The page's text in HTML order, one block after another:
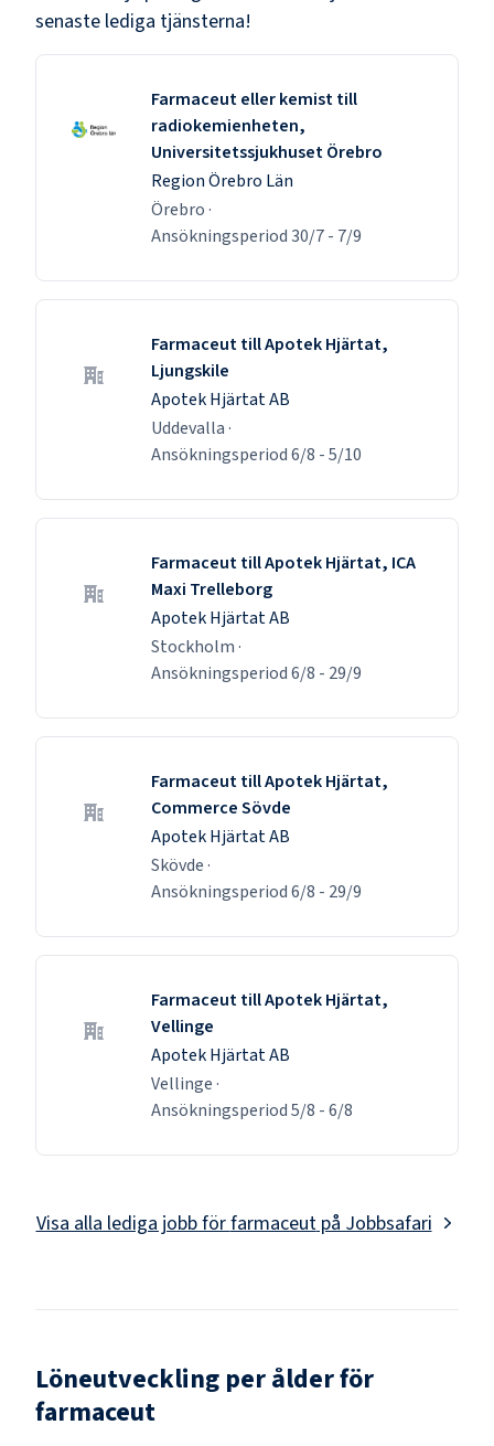
senaste lediga tjänsterna!
Farmaceut eller kemist till
radiokemienheten,
Universitetssjukhuset Örebro
Region Örebro Län
Örebro ·
Ansökningsperiod30/7- 7/9
Farmaceut till Apotek Hjärtat,
Ljungskile
Apotek Hjärtat AB
Uddevalla ·
Ansökningsperiod6/8 -5/10
Farmaceut till Apotek Hjärtat, ICA
Maxi Trelleborg
Apotek Hjärtat AB
Stockholm ·
Ansökningsperiod6/8 - 29/9
Farmaceut till Apotek Hjärtat,
Commerce Sövde
Apotek Hjärtat AB
Skövde ·
Ansökningsperiod6/8 - 29/9
Farmaceut till Apotek Hjärtat,
Vellinge
Apotek Hjärtat AB
Vellinge ·
Ansökningsperiod5/8 -6/8
Visa alla lediga jobb förfarmaceutpå Jobbsafari
Löneutveckling per ålder för
farmaceut